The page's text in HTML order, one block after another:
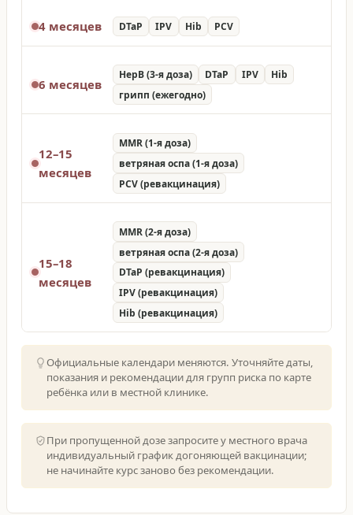
4 месяцев DTaP IPV Hib PCV
6 месяцев
HepB (3-я доза) DTaP IPV
Hib
грипп (ежегодно)
12–15
месяцев
MMR (1-я доза)
ветряная оспа (1-я доза)
PCV (ревакцинация)
15–18
месяцев
MMR (2-я доза)
ветряная оспа (2-я доза)
DTaP (ревакцинация)
IPV (ревакцинация)
Hib (ревакцинация)
Официальные календари меняются. Уточняйте даты,
показания и рекомендации для групп риска по карте
ребёнка или в местной клинике.
При пропущенной дозе запросите у местного врача
индивидуальный график догоняющей вакцинации;
не начинайте курс заново без рекомендации.